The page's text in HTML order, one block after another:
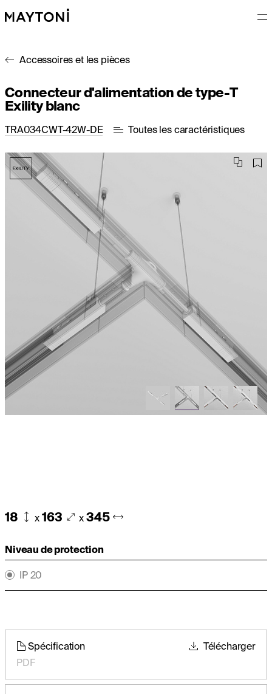
Accessoires et les pièces
Connecteur d'alimentation de type-T
Exility blanc
TRA034CWT-42W-DE Toutes les caractéristiques
18 x163 x 345
Niveau de protection
IP 20
Spécification
PDF
Télécharger